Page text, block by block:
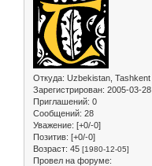
Откуда: Uzbekistan, Tashkent
Зарегистрирован: 2005-03-28
Приглашений: 0
Сообщений: 28
Уважение: [+0/-0]
Позитив: [+0/-0]
Возраст: 45 [1980-12-05]
Провел на форуме: